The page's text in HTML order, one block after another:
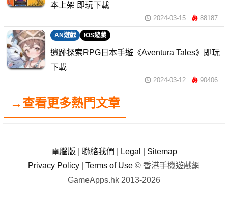
本上架 即玩下載
2024-03-15 88187
AN遊戲 IOS遊戲
遺跡探索RPG日本手遊《Aventura Tales》即玩
下載
2024-03-12 90406
→查看更多熱門文章
電腦版 聯絡我們 Legal
Sitemap
Privacy Policy
Terms of Use © 香港手機遊戲網
GameApps.hk 2013-2026